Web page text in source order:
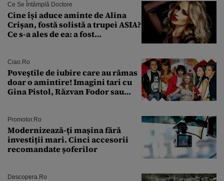
Ce Se Întâmplă Doctore
Cine își aduce aminte de Alina
Crișan, fostă solistă a trupei ASIA?
Ce s-a ales de ea: a fost
Ciao.ro
Poveştile de iubire care au rămas
doar o amintire! Imagini tari cu
Gina Pistol, Răzvan Fodor sau
Promotor.ro
Modernizează-ți mașina fără
investiții mari. Cinci accesorii
recomandate șoferilor
Descopera.ro